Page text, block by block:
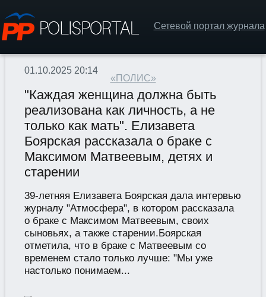
Сетевой портал журнала
«ПОЛИС»
01.10.2025 20:14
"Каждая женщина должна быть
реализована как личность, а не
только как мать". Елизавета
Боярская рассказала о браке с
Максимом Матвеевым, детях и
старении
39-летняя Елизавета Боярская дала интервью
журналу "Атмосфера", в котором рассказала
о браке с Максимом Матвеевым, своих
сыновьях, а также старении.Боярская
отметила, что в браке с Матвеевым со
временем стало только лучше: "Мы уже
настолько понимаем...